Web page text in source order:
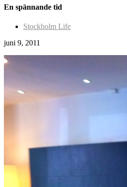
En spännande tid
Stockholm Life
juni 9, 2011